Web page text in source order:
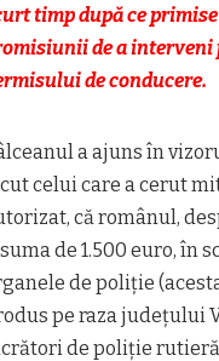
timp după ce
de a interveni
de conducere.
a ajuns în
celui care a cerut
că românul,
de 1.500 euro,
de poliție
pe raza județului
de poliție